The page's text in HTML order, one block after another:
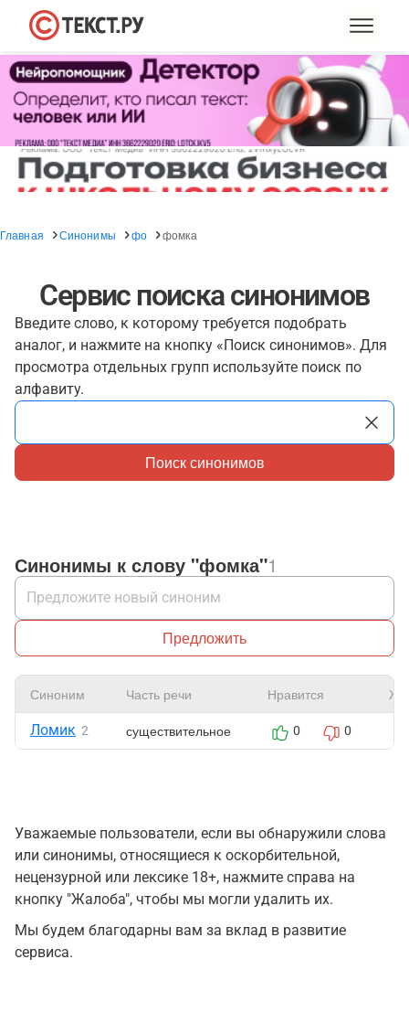
Главная Синонимы фо фомка
Сервис поиска синонимов
Введите слово, к которому требуется подобрать
аналог, и нажмите на кнопку «Поиск синонимов». Для
просмотра отдельных групп используйте поиск по
алфавиту.
Поиск синонимов
Синонимы к слову "фомка"1
Предложить
Синоним Часть речи Нравится
Ломик 2 существительное 0 0
Уважаемые пользователи, если вы обнаружили слова
или синонимы, относящиеся к оскорбительной,
нецензурной или лексике 18+, нажмите справа на
кнопку "Жалоба", чтобы мы могли удалить их.
Мы будем благодарны вам за вклад в развитие
сервиса.